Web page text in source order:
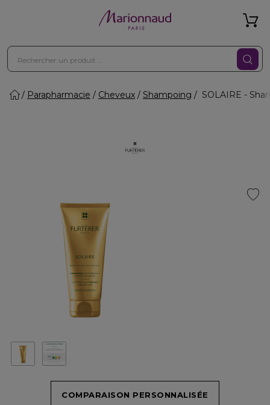
Parapharmacie Cheveux Shampoing SOLAIRE -
COMPARAISON PERSONNALISÉE